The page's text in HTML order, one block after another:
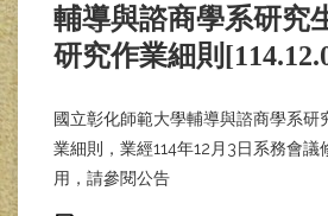
輔導與諮商學系研究
研究作業細則
國立彰化師範大學輔導與諮商學系研
業細則，業經114年12月3日系務會議
用，請參閱公告